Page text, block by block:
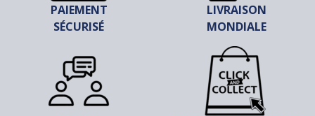
PAIEMENT
SÉCURISÉ
LIVRAISON
MONDIALE